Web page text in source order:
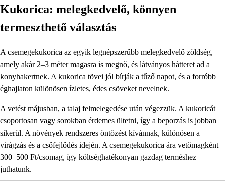
Kukorica: melegkedvelő, könnyen
termeszthető választás
A csemegekukorica az egyik legnépszerűbb melegkedvelő zöldség,
amely akár 2–3 méter magasra is megnő, és látványos hátteret ad a
konyhakertnek. A kukorica tövei jól bírják a tűző napot, és a forróbb
éghajlaton különösen ízletes, édes csöveket nevelnek.
A vetést májusban, a talaj felmelegedése után végezzük. A kukoricát
csoportosan vagy sorokban érdemes ültetni, így a beporzás is jobban
sikerül. A növények rendszeres öntözést kívánnak, különösen a
virágzás és a csőfejlődés idején. A csemegekukorica ára vetőmagként
300–500 Ft/csomag, így költséghatékonyan gazdag terméshez
juthatunk.